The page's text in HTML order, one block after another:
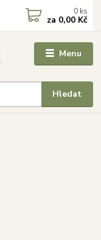
Menu
Hledat
0 ks
za 0,00 Kč